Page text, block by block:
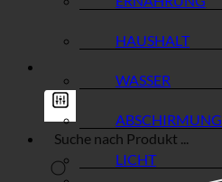
HAUSHALT
WASSER
ABSCHIRMUNG
LICHT